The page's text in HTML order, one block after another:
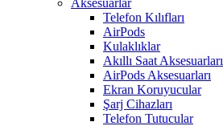
Aksesuarlar
Telefon Kılıfları
AirPods
Kulaklıklar
Akıllı Saat Aksesuarları
AirPods Aksesuarları
Ekran Koruyucular
Şarj Cihazları
Telefon Tutucular